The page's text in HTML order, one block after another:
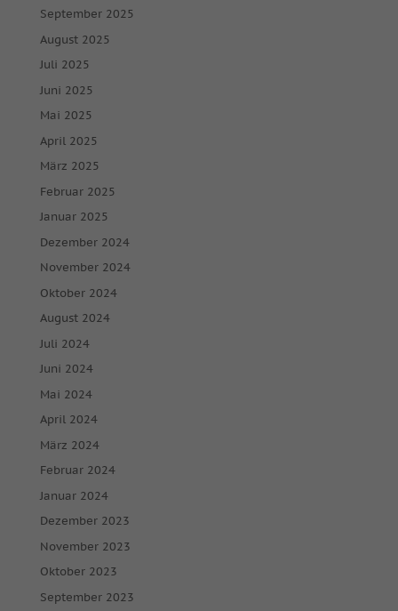
September 2025
August 2025
Juli 2025
Juni 2025
Mai 2025
April 2025
März 2025
Februar 2025
Januar 2025
Dezember 2024
November 2024
Oktober 2024
August 2024
Juli 2024
Juni 2024
Mai 2024
April 2024
März 2024
Februar 2024
Januar 2024
Dezember 2023
November 2023
Oktober 2023
September 2023